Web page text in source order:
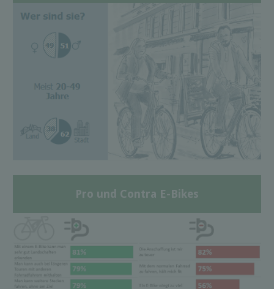
Pro und Contra E-Bikes